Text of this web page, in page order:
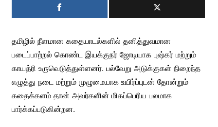
தமிழில் நீளமான கதையாடல்களில் தனித்துவமான
படைப்பாற்றல் கொண்ட இயக்குநர் ஜோடியாக புஷ்கர் மற்றும்
காயத்ரி உருவெடுத்துள்ளனர். பல்வேறு அடுக்குகள் நிறைந்த
எழுத்து நடை மற்றும் முழுமையாக உயிர்ப்புடன் தோன்றும்
கதைக்களம் தான் அவர்களின் மிகப்பெரிய பலமாக
பார்க்கப்படுகின்றன.